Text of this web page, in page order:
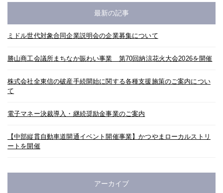
最新の記事
ミドル世代対象合同企業説明会の企業募集について
勝山商工会議所まちなか賑わい事業 第70回納涼花火大会2026を開催
株式会社全東信の破産手続開始に関する各種支援施策のご案内につい
て
電子マネー決裁導入・継続奨励金事業のご案内
【中部縦貫自動車道開通イベント開催事業】かつやまローカルストリ
ートを開催
アーカイブ